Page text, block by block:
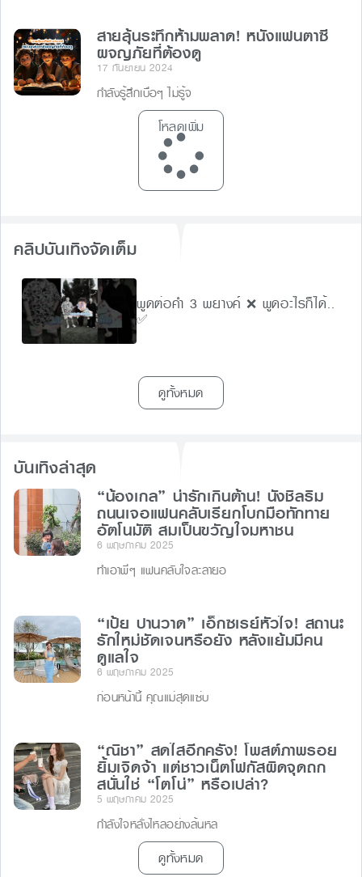
สายลุ้นระทึกห้ามพลาด! หนังแฟนตาซี
ผจญภัยที่ต้องดู
17 กันยายน 2024
กำลังรู้สึกเบื่อๆ ไม่รู้จ
โหลดเพิ่ม
คลิปบันเทิงจัดเต็ม
พูดต่อคำ 3 พยางค์ ❌ พูดอะไรก็ได้..
✅
ดูทั้งหมด
บันเทิงล่าสุด
“น้องเกล” น่ารักเกินต้าน! นั่งชิลริม
ถนนเจอแฟนคลับเรียกโบกมือทักทาย
อัตโนมัติ สมเป็นขวัญใจมหาชน
6 พฤษภาคม 2025
ทำเอาพี่ๆ แฟนคลับใจละลายอ
“เป้ย ปานวาด” เอ็กซเรย์หัวใจ! สถานะ
รักใหม่ชัดเจนหรือยัง หลังแย้มมีคน
ดูแลใจ
6 พฤษภาคม 2025
ก่อนหน้านี้ คุณแม่สุดแซ่บ
“ณิชา” สดใสอีกครั้ง! โพสต์ภาพรอย
ยิ้มเจิดจ้า แต่ชาวเน็ตโฟกัสผิดจุดถก
สนั่นใช่ “โตโน่” หรือเปล่า?
5 พฤษภาคม 2025
กำลังใจหลั่งไหลอย่างล้นหล
ดูทั้งหมด